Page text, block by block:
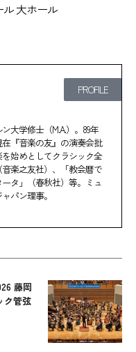
ル 大ホール
PROFILE
大学修士（M.A.）。89年
『音楽の友』の演奏会批
始めとしてクラシック全
楽之友社）、「教会暦で
タ」（春秋社）等。ミュ
パン理事。
藤岡
ク管弦